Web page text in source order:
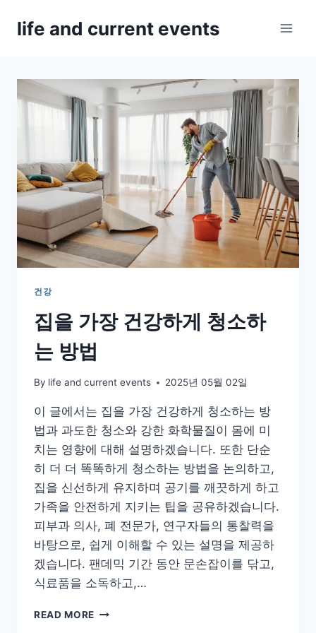
life and current events
건강
집을 가장 건강하게 청소하
는 방법
By life and current events 2025년 05월 02일
이 글에서는 집을 가장 건강하게 청소하는 방
법과 과도한 청소와 강한 화학물질이 몸에 미
치는 영향에 대해 설명하겠습니다. 또한 단순
히 더 더 똑똑하게 청소하는 방법을 논의하고,
집을 신선하게 유지하며 공기를 깨끗하게 하고
가족을 안전하게 지키는 팁을 공유하겠습니다.
피부과 의사, 폐 전문가, 연구자들의 통찰력을
바탕으로, 쉽게 이해할 수 있는 설명을 제공하
겠습니다. 팬데믹 기간 동안 문손잡이를 닦고,
식료품을 소독하고,…
READ MORE